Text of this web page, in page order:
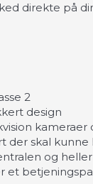
direkte på
2
design
der skal kunne
og
et